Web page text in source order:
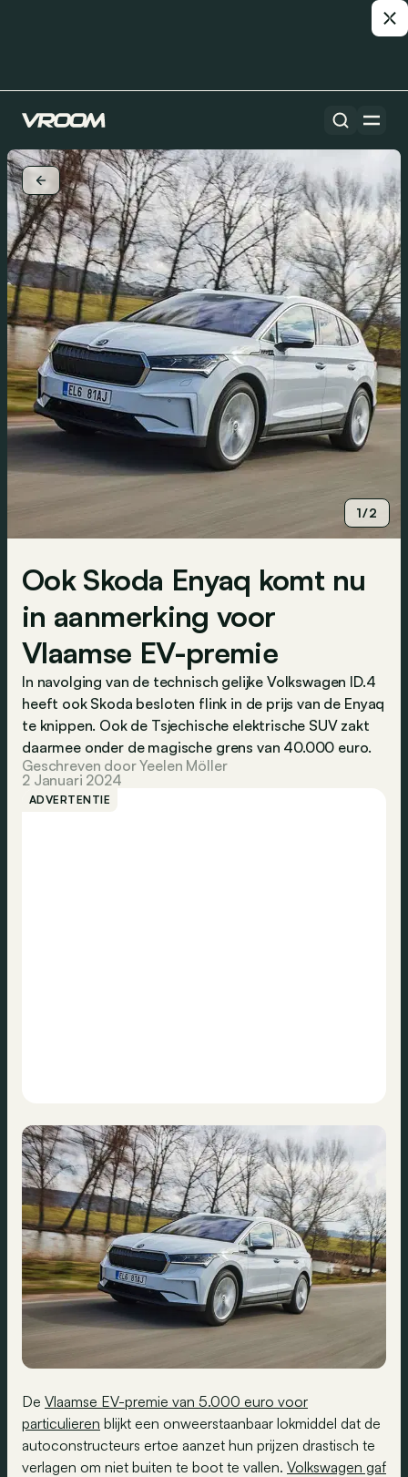
1/2
Ook Skoda Enyaq komt nu
in aanmerking voor
Vlaamse EV-premie
In navolging van de technisch gelijke Volkswagen ID.4
heeft ook Skoda besloten flink in de prijs van de Enyaq
te knippen. Ook de Tsjechische elektrische SUV zakt
daarmee onder de magische grens van 40.000 euro.
Geschreven door Yeelen Möller
2 Januari 2024
ADVERTENTIE
De Vlaamse EV-premie van 5.000 euro voor
particulieren blijkt een onweerstaanbaar lokmiddel dat de
autoconstructeurs ertoe aanzet hun prijzen drastisch te
verlagen om niet buiten te boot te vallen. Volkswagen gaf